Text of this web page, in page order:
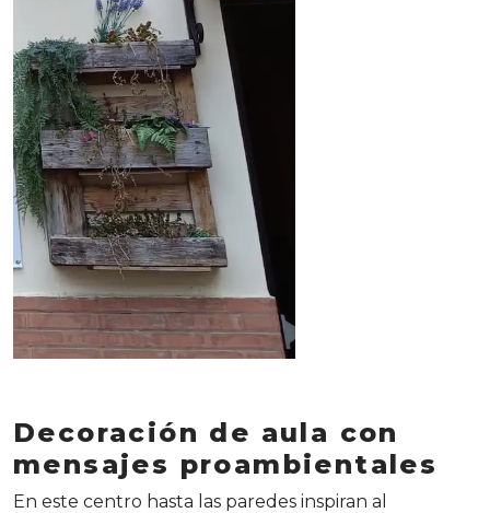
Decoración de aula con
mensajes proambientales
En este centro hasta las paredes inspiran al